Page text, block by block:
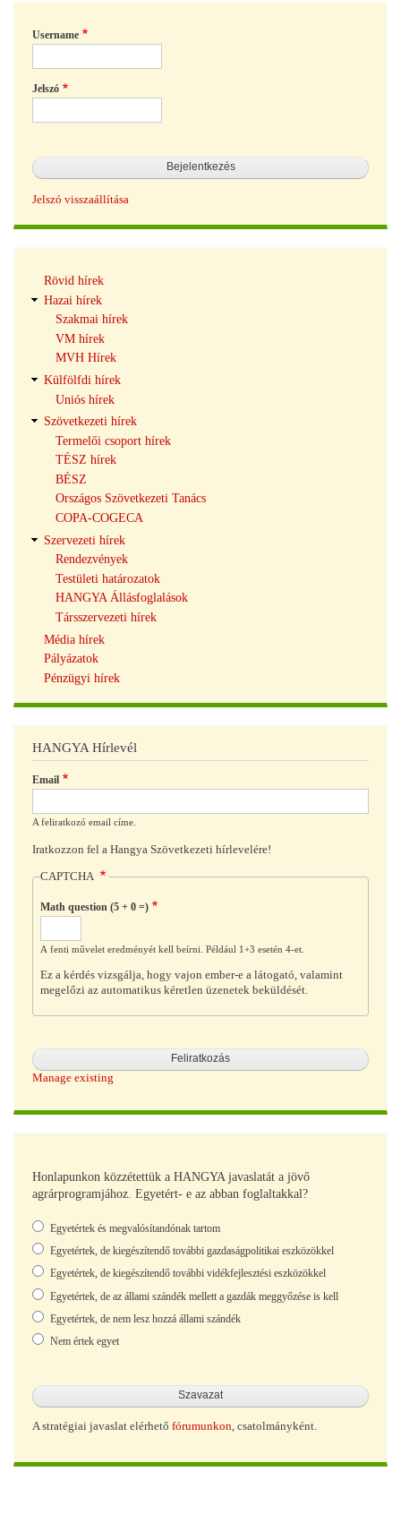
Username
Jelszó
Jelszó visszaállítása
navigáció
Rövid hírek
Hazai hírek
Szakmai hírek
VM hírek
MVH Hírek
Külfölfdi hírek
Uniós hírek
Szövetkezeti hírek
Termelői csoport hírek
TÉSZ hírek
BÉSZ
Országos Szövetkezeti Tanács
COPA-COGECA
Szervezeti hírek
Rendezvények
Testületi határozatok
HANGYA Állásfoglalások
Társszervezeti hírek
Média hírek
Pályázatok
Pénzügyi hírek
HANGYA Hírlevél
Email
A feliratkozó email címe.
Iratkozzon fel a Hangya Szövetkezeti hírlevelére!
CAPTCHA
Math question (5 + 0 =)
A fenti művelet eredményét kell beírni. Például 1+3 esetén 4-et.
Ez a kérdés vizsgálja, hogy vajon ember-e a látogató, valamint
megelőzi az automatikus kéretlen üzenetek beküldését.
Manage existing
Honlapunkon közzétettük a HANGYA javaslatát a jövő
agrárprogramjához. Egyetért- e az abban foglaltakkal?
Választások
Egyetértek és megvalósítandónak tartom
Egyetértek, de kiegészítendő további gazdaságpolitikai eszközökkel
Egyetértek, de kiegészítendő további vidékfejlesztési eszközökkel
Egyetértek, de az állami szándék mellett a gazdák meggyőzése is kell
Egyetértek, de nem lesz hozzá állami szándék
Nem értek egyet
A stratégiai javaslat elérhető fórumunkon, csatolmányként.